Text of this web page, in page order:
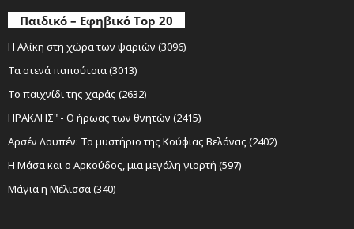
Παιδικό – Εφηβικό Top 20
Η Αλίκη στη χώρα των ψαριών (3096)
Τα στενά παπούτσια (3013)
Το παιχνίδι της χαράς (2632)
ΗΡΑΚΛΗΣ" - Ο ήρωας των θνητών (2415)
Αρσέν Λουπέν: Το μυστήριο της Κούφιας Βελόνας (2402)
Η Μάσα και ο Αρκούδος, μια μεγάλη γιορτή (597)
Μάγια η Μέλισσα (340)